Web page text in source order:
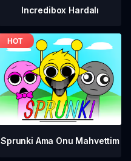
Incredibox Hardalı
Sprunki Ama Onu Mahvettim